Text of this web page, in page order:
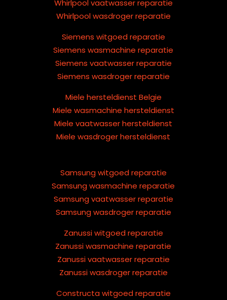
Whirlpool vaatwasser reparatie
Whirlpool wasdroger reparatie
Siemens witgoed reparatie
Siemens wasmachine reparatie
Siemens vaatwasser reparatie
Siemens wasdroger reparatie
Miele hersteldienst Belgie
Miele wasmachine hersteldienst
Miele vaatwasser hersteldienst
Miele wasdroger hersteldienst
Samsung witgoed reparatie
Samsung wasmachine reparatie
Samsung vaatwasser reparatie
Samsung wasdroger reparatie
Zanussi witgoed reparatie
Zanussi wasmachine reparatie
Zanussi vaatwasser reparatie
Zanussi wasdroger reparatie
Constructa witgoed reparatie